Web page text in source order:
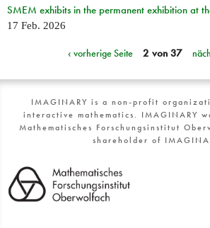
SMEM exhibits in the permanent exhibition at
17 Feb. 2026
‹ vorherige Seite 2 von 37
IMAGINARY is a non-profit
interactive mathematics. IMAGINARY
Mathematisches Forschungsinstitut
shareholder of